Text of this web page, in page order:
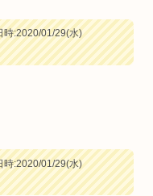
時:2020/01/29(水)
時:2020/01/29(水)